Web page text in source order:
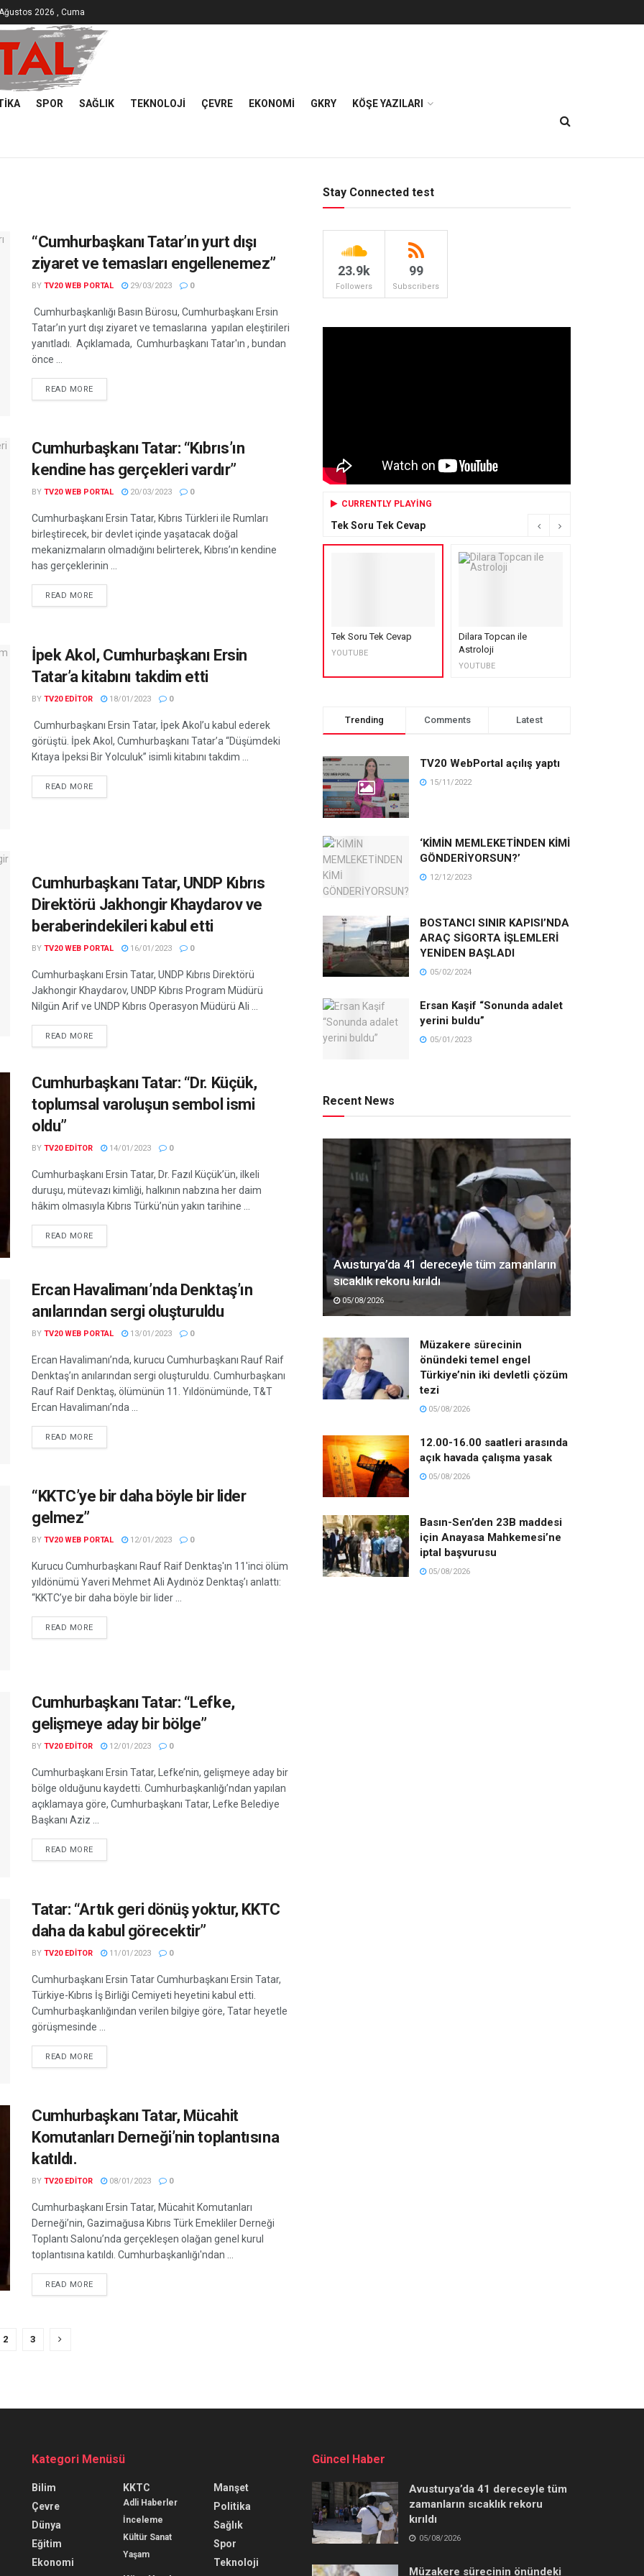
2026 , Cuma
SPOR SAĞLIK TEKNOLOJI ÇEVRE EKONOMI GKRY KÖŞE YAZILARI
“Cumhurbaşkanı Tatar’ın yurt dışı
ziyaret ve temasları engellenemez”
BY TV20 WEB PORTAL 29/03/2023 0
Cumhurbaşkanlığı Basın Bürosu, Cumhurbaşkanı Ersin
Tatar’ın yurt dışı ziyaret ve temaslarına yapılan eleştirileri
yanıtladı. Açıklamada, Cumhurbaşkanı Tatar'ın , bundan
önce ...
READ MORE
Cumhurbaşkanı Tatar: “Kıbrıs’ın
kendine has gerçekleri vardır”
BY TV20 WEB PORTAL 20/03/2023 0
Cumhurbaşkanı Ersin Tatar, Kıbrıs Türkleri ile Rumları
birleştirecek, bir devlet içinde yaşatacak doğal
mekanizmaların olmadığını belirterek, Kıbrıs’ın kendine
has gerçeklerinin ...
READ MORE
İpek Akol, Cumhurbaşkanı Ersin
Tatar’a kitabını takdim etti
BY TV20 EDITOR 18/01/2023 0
Cumhurbaşkanı Ersin Tatar, İpek Akol’u kabul ederek
görüştü. İpek Akol, Cumhurbaşkanı Tatar’a “Düşümdeki
Kıtaya İpeksi Bir Yolculuk” isimli kitabını takdim ...
READ MORE
Cumhurbaşkanı Tatar, UNDP Kıbrıs
Direktörü Jakhongir Khaydarov ve
beraberindekileri kabul etti
BY TV20 WEB PORTAL 16/01/2023 0
Cumhurbaşkanı Ersin Tatar, UNDP Kıbrıs Direktörü
Jakhongir Khaydarov, UNDP Kıbrıs Program Müdürü
Nilgün Arif ve UNDP Kıbrıs Operasyon Müdürü Ali ...
READ MORE
Cumhurbaşkanı Tatar: “Dr. Küçük,
toplumsal varoluşun sembol ismi
oldu”
BY TV20 EDITOR 14/01/2023 0
Cumhurbaşkanı Ersin Tatar, Dr. Fazıl Küçük’ün, ilkeli
duruşu, mütevazı kimliği, halkının nabzına her daim
hâkim olmasıyla Kıbrıs Türkü’nün yakın tarihine ...
READ MORE
Ercan Havalimanı’nda Denktaş’ın
anılarından sergi oluşturuldu
BY TV20 WEB PORTAL 13/01/2023 0
Ercan Havalimanı’nda, kurucu Cumhurbaşkanı Rauf Raif
Denktaş’ın anılarından sergi oluşturuldu. Cumhurbaşkanı
Rauf Raif Denktaş, ölümünün 11. Yıldönümünde, T&T
Ercan Havalimanı’nda ...
READ MORE
“KKTC’ye bir daha böyle bir lider
gelmez”
BY TV20 WEB PORTAL 12/01/2023 0
Kurucu Cumhurbaşkanı Rauf Raif Denktaş'ın 11'inci ölüm
yıldönümü Yaveri Mehmet Ali Aydınöz Denktaş’ı anlattı:
“KKTC’ye bir daha böyle bir lider ...
READ MORE
Cumhurbaşkanı Tatar: “Lefke,
gelişmeye aday bir bölge”
BY TV20 EDITOR 12/01/2023 0
Cumhurbaşkanı Ersin Tatar, Lefke’nin, gelişmeye aday bir
bölge olduğunu kaydetti. Cumhurbaşkanlığı’ndan yapılan
açıklamaya göre, Cumhurbaşkanı Tatar, Lefke Belediye
Başkanı Aziz ...
READ MORE
Tatar: “Artık geri dönüş yoktur, KKTC
daha da kabul görecektir”
BY TV20 EDITOR 11/01/2023 0
Cumhurbaşkanı Ersin Tatar Cumhurbaşkanı Ersin Tatar,
Türkiye-Kıbrıs İş Birliği Cemiyeti heyetini kabul etti.
Cumhurbaşkanlığından verilen bilgiye göre, Tatar heyetle
görüşmesinde ...
READ MORE
Cumhurbaşkanı Tatar, Mücahit
Komutanları Derneği’nin toplantısına
katıldı.
BY TV20 EDITOR 08/01/2023 0
Cumhurbaşkanı Ersin Tatar, Mücahit Komutanları
Derneği’nin, Gazimağusa Kıbrıs Türk Emekliler Derneği
Toplantı Salonu’nda gerçekleşen olağan genel kurul
toplantısına katıldı. Cumhurbaşkanlığı'ndan ...
READ MORE
2 3
Stay Connected test
23.9k
Followers
99
Subscribers
CURRENTLY PLAYING
Tek Soru Tek Cevap
Tek Soru Tek Cevap
YOUTUBE
Dilara Topcan ile
Astroloji
YOUTUBE
Trending Comments Latest
TV20 WebPortal açılış yaptı
15/11/2022
‘KİMİN MEMLEKETİNDEN KİMİ
GÖNDERİYORSUN?’
12/12/2023
BOSTANCI SINIR KAPISI’NDA
ARAÇ SİGORTA İŞLEMLERİ
YENİDEN BAŞLADI
05/02/2024
Ersan Kaşif “Sonunda adalet
yerini buldu”
05/01/2023
Recent News
Avusturya’da 41 dereceyle tüm zamanların
sıcaklık rekoru kırıldı
05/08/2026
Müzakere sürecinin
önündeki temel engel
Türkiye’nin iki devletli çözüm
tezi
05/08/2026
12.00-16.00 saatleri arasında
açık havada çalışma yasak
05/08/2026
Basın-Sen’den 23B maddesi
için Anayasa Mahkemesi’ne
iptal başvurusu
05/08/2026
Kategori Menüsü
Bilim
Çevre
Dünya
Eğitim
Ekonomi
KKTC
Adli Haberler
İnceleme
Kültür Sanat
Yaşam
Manşet
Politika
Sağlık
Spor
Teknoloji
Güncel Haber
Avusturya’da 41 dereceyle tüm
zamanların sıcaklık rekoru
kırıldı
05/08/2026
Müzakere sürecinin önündeki